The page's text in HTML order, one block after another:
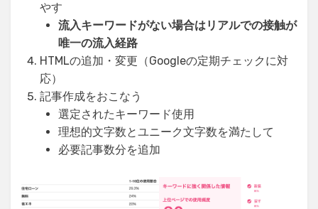
やす
流入キーワードがない場合はリアルでの接触が
唯一の流入経路
HTMLの追加・変更（Googleの定期チェックに対
応）
記事作成をおこなう
選定されたキーワード使用
理想的文字数とユニーク文字数を満たして
必要記事数分を追加